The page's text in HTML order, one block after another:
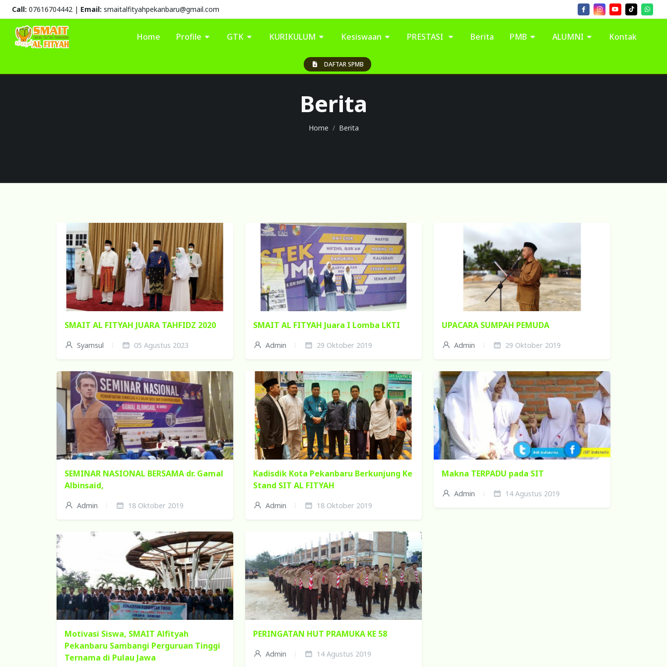
Call: 07616704442 | Email: smaitalfityahpekanbaru@gmail.com
DAFTAR SPMB
Home Profile GTK KURIKULUM Kesiswaan PRESTASI Berita PMB ALUMNI Kontak
Berita
Home Berita
SMAIT AL FITYAH JUARA TAHFIDZ 2020
Syamsul 05 Agustus 2023
SMAIT AL FITYAH Juara I Lomba LKTI
Admin 29 Oktober 2019
UPACARA SUMPAH PEMUDA
Admin 29 Oktober 2019
SEMINAR NASIONAL BERSAMA dr. Gamal
Albinsaid,
Admin 18 Oktober 2019
Kadisdik Kota Pekanbaru Berkunjung Ke
Stand SIT AL FITYAH
Admin 18 Oktober 2019
Makna TERPADU pada SIT
Admin 14 Agustus 2019
Motivasi Siswa, SMAIT Alfityah
Pekanbaru Sambangi Perguruan Tinggi
Ternama di Pulau Jawa
PERINGATAN HUT PRAMUKA KE 58
Admin 14 Agustus 2019